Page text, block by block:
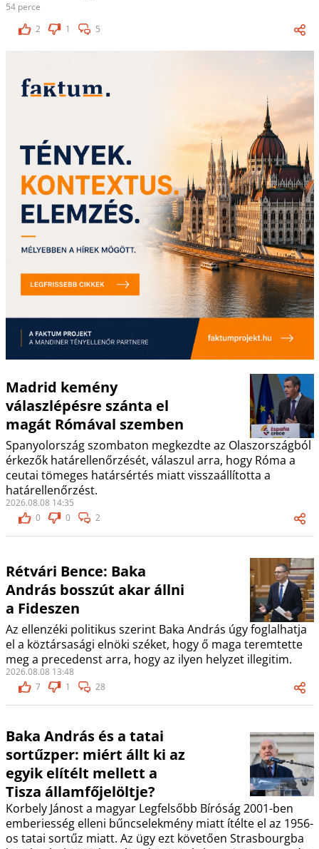
54 perce
2
1 5
Madrid kemény
válaszlépésre szánta el
magát Rómával szemben
Spanyolország szombaton megkezdte az Olaszországból
érkezők határellenőrzését, válaszul arra, hogy Róma a
ceutai tömeges határsértés miatt visszaállította a
határellenőrzést.
2026.08.08 14:35
0
0 2
Rétvári Bence: Baka
András bosszút akar állni
a Fideszen
Az ellenzéki politikus szerint Baka András úgy foglalhatja
el a köztársasági elnöki széket, hogy ő maga teremtette
meg a precedenst arra, hogy az ilyen helyzet illegitim.
2026.08.08 13:48
7
1 28
Baka András és a tatai
sortűzper: miért állt ki az
egyik elítélt mellett a
Tisza államfőjelöltje?
Korbely Jánost a magyar Legfelsőbb Bíróság 2001-ben
emberiesség elleni bűncselekmény miatt ítélte el az 1956-
os tatai sortűz miatt. Az ügy ezt követően Strasbourgba